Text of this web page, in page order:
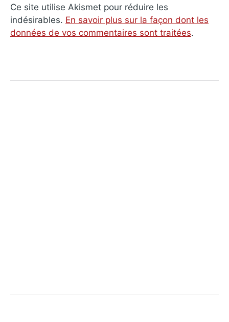
Ce site utilise Akismet pour réduire les
indésirables. En savoir plus sur la façon dont les
données de vos commentaires sont traitées.